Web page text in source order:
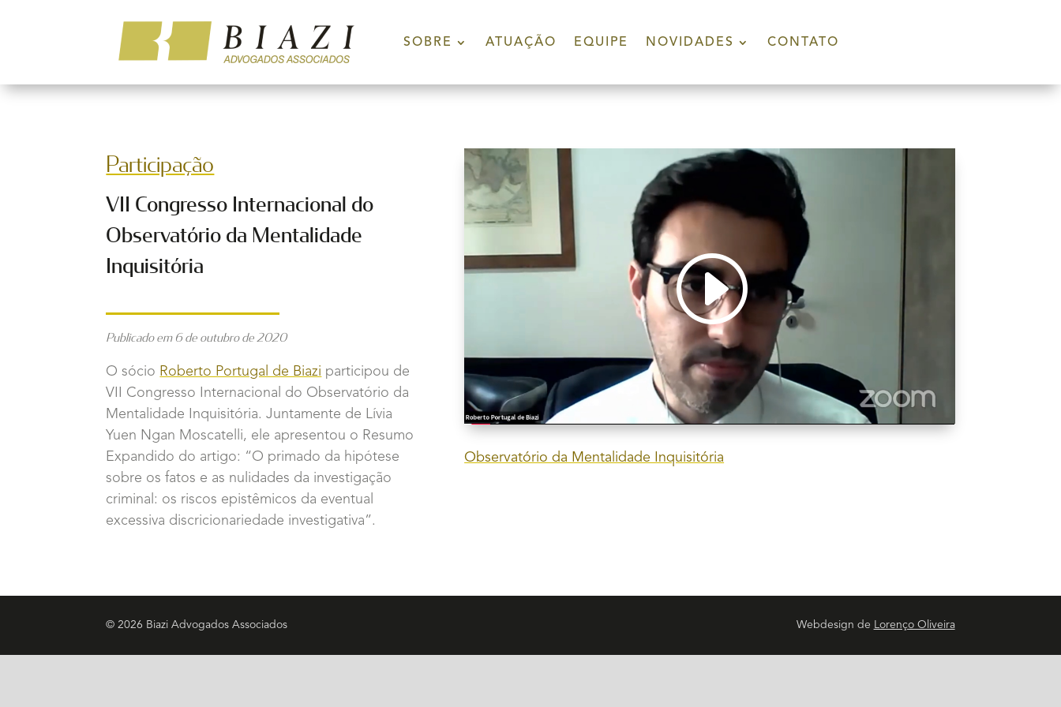
SOBRE ATUAÇÃO EQUIPE NOVIDADES CONTATO
Participação
VII Congresso Internacional do
Observatório da Mentalidade
Inquisitória
Publicado em 6 de outubro de 2020
O sócio Roberto Portugal de Biazi participou de
VII Congresso Internacional do Observatório da
Mentalidade Inquisitória. Juntamente de Lívia
Yuen Ngan Moscatelli, ele apresentou o Resumo
Expandido do artigo: “O primado da hipótese
sobre os fatos e as nulidades da investigação
criminal: os riscos epistêmicos da eventual
excessiva discricionariedade investigativa”.
Observatório da Mentalidade Inquisitória
© 2026 Biazi Advogados Associados Webdesign de Lorenço Oliveira